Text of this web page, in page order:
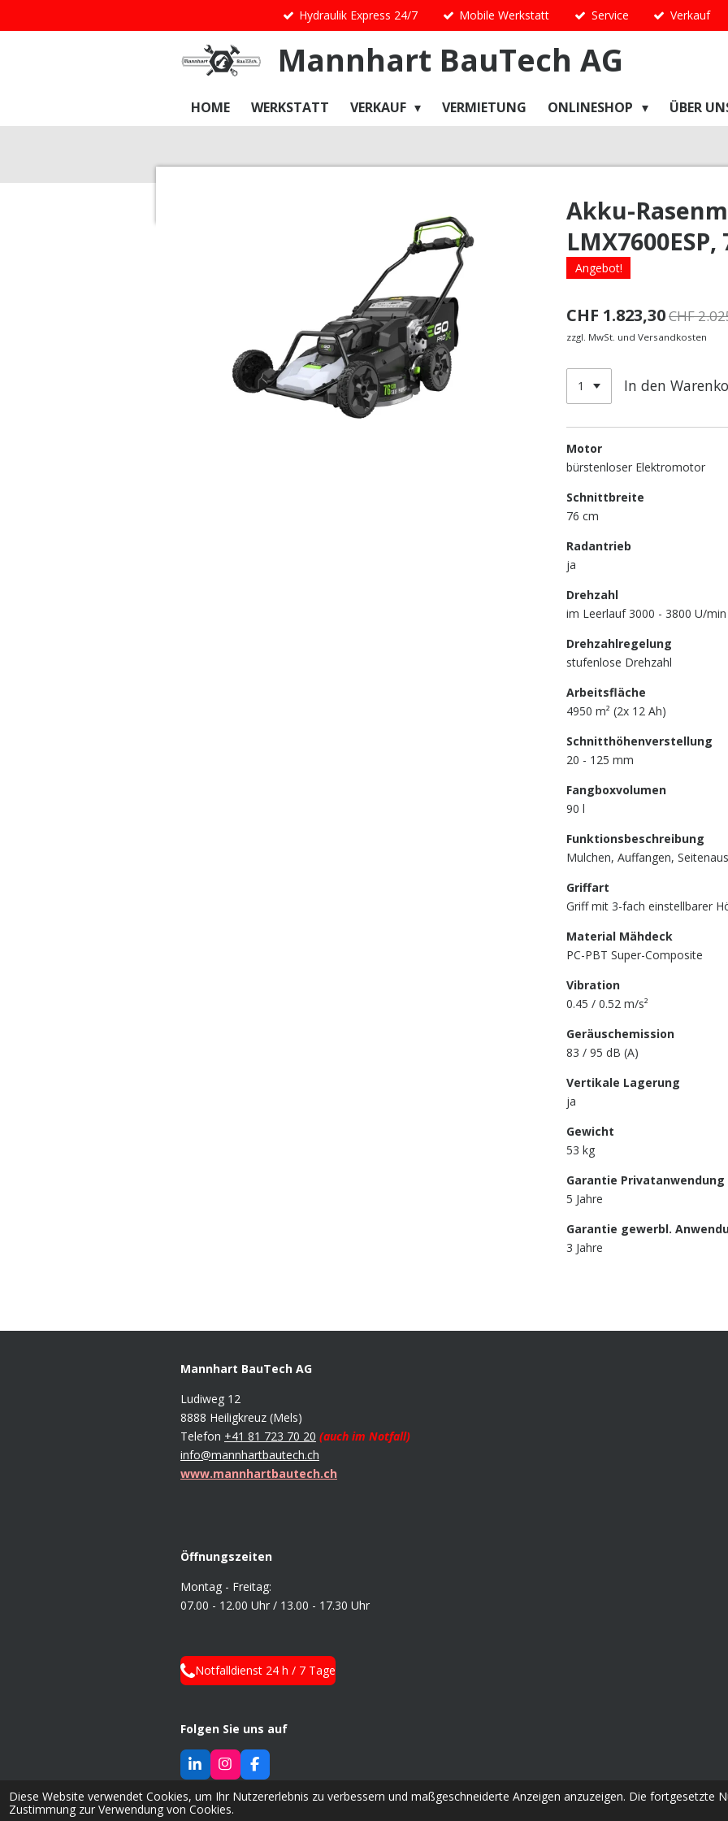
Diese Website verwendet Cookies, um Ihr Nutzererlebnis zu verbessern und maßgeschneiderte Anzeigen anzuzeigen. Die fortgesetzte
Zustimmung zur Verwendung von Cookies.
Hauptinhalt
Hydraulik Express 24/7 Mobile Werkstatt Service Verkauf
Mannhart BauTech AG
HOME WERKSTATT VERKAUF VERMIETUNG ONLINESHOP ÜBER
Akku-
LMX7600ESP,
Angebot!
CHF 1.823,30CHF
zzgl. MwSt. und Versandkosten
In den
Motor
bürstenloser Elektromotor
Schnittbreite
76 cm
Radantrieb
ja
Drehzahl
im Leerlauf 3000 - 3800 U/min
Drehzahlregelung
stufenlose Drehzahl
Arbeitsfläche
4950 m² (2x 12 Ah)
Schnitthöhenverstellung
20 - 125 mm
Fangboxvolumen
90 l
Funktionsbeschreibung
Mulchen, Auffangen,
Griffart
Griff mit 3-fach einstellbarer
Material Mähdeck
PC-PBT Super-Composite
Vibration
0.45 / 0.52 m/s²
Geräuschemission
83 / 95 dB (A)
Vertikale Lagerung
ja
Gewicht
53 kg
Garantie Privatanwendung
5 Jahre
Garantie gewerbl.
3 Jahre
Mannhart BauTech AG
Ludiweg 12
8888 Heiligkreuz (Mels)
Telefon +41 81 723 70 20 (auch im Notfall)
info@mannhartbautech.ch
www.mannhartbautech.ch
Öffnungszeiten
Montag - Freitag:
07.00 - 12.00 Uhr / 13.00 - 17.30 Uhr
Notfalldienst 24 h / 7 Tage
Folgen Sie uns auf
L
i
n
k
I
n
s
t
F
a
c
© 2026 Mannhart BauTech AG